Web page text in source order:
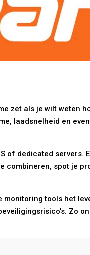
zet als je wilt weten
laadsnelheid en
of dedicated
combineren, spot je
tools het
Zo